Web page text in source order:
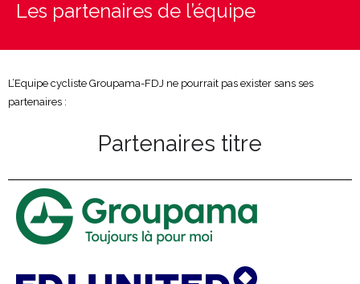
Les rendez-vous du club
Photos
Les partenaires de l’équipe
L’Equipe cycliste Groupama-FDJ ne pourrait pas exister sans ses
partenaires :
Partenaires titre